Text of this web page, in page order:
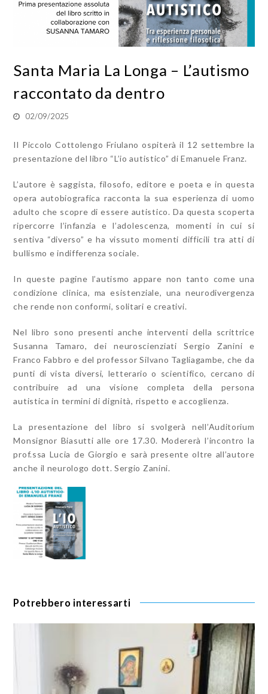
Santa Maria La Longa – L’autismo
raccontato da dentro
02/09/2025
Il Piccolo Cottolengo Friulano ospiterà il 12 settembre la
presentazione del libro “L’io autistico” di Emanuele Franz.
L’autore è saggista, filosofo, editore e poeta e in questa
opera autobiografica racconta la sua esperienza di uomo
adulto che scopre di essere autistico. Da questa scoperta
ripercorre l’infanzia e l’adolescenza, momenti in cui si
sentiva “diverso” e ha vissuto momenti difficili tra atti di
bullismo e indifferenza sociale.
In queste pagine l’autismo appare non tanto come una
condizione clinica, ma esistenziale, una neurodivergenza
che rende non conformi, solitari e creativi.
Nel libro sono presenti anche interventi della scrittrice
Susanna Tamaro, dei neuroscienziati Sergio Zanini e
Franco Fabbro e del professor Silvano Tagliagambe, che da
punti di vista diversi, letterario o scientifico, cercano di
contribuire ad una visione completa della persona
autistica in termini di dignità, rispetto e accoglienza.
La presentazione del libro si svolgerà nell’Auditorium
Monsignor Biasutti alle ore 17.30. Modererà l’incontro la
prof.ssa Lucia de Giorgio e sarà presente oltre all’autore
anche il neurologo dott. Sergio Zanini.
Potrebbero interessarti